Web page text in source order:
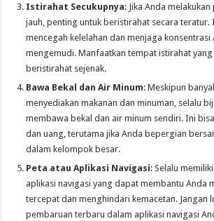
Istirahat Secukupnya: Jika Anda
jauh, penting untuk beristirahat secara teratur.
mencegah kelelahan dan menjaga konsentrasi
mengemudi. Manfaatkan tempat istirahat
beristirahat sejenak.
Bawa Bekal dan Air Minum: Meskipun
menyediakan makanan dan minuman, selalu
membawa bekal dan air minum sendiri. Ini
dan uang, terutama jika Anda bepergian
dalam kelompok besar.
Peta atau Aplikasi Navigasi: Selalu
aplikasi navigasi yang dapat membantu Anda
tercepat dan menghindari kemacetan. Jangan
pembaruan terbaru dalam aplikasi navigasi